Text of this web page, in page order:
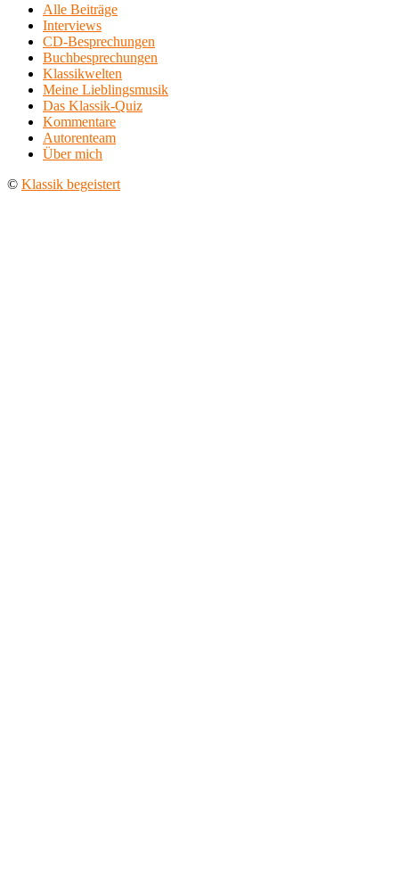
Alle Beiträge
Interviews
CD-Besprechungen
Buchbesprechungen
Klassikwelten
Meine Lieblingsmusik
Das Klassik-Quiz
Kommentare
Autorenteam
Über mich
© Klassik begeistert